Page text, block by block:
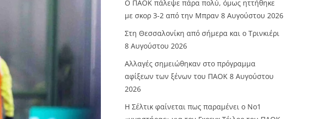
Ο ΠΑΟΚ πάλεψε πάρα πολύ, όμως ηττήθηκε
με σκορ 3-2 από την Μπραν 8 Αυγούστου 2026
Στη Θεσσαλονίκη από σήμερα και ο Τρινκιέρι
8 Αυγούστου 2026
Αλλαγές σημειώθηκαν στο πρόγραμμα
αφίξεων των ξένων του ΠΑΟΚ 8 Αυγούστου
2026
Η Σέλτικ φαίνεται πως παραμένει ο Νο1